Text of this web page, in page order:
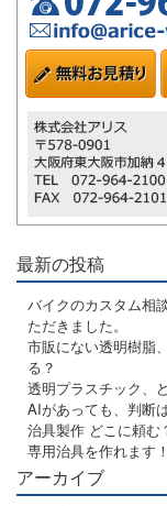
最新の投稿
バイクのカスタム相
ただきました。
市販にない透明樹脂
る？
透明プラスチック、
AIがあっても、判断
治具製作 どこに頼む
専用治具を作れます
アーカイブ